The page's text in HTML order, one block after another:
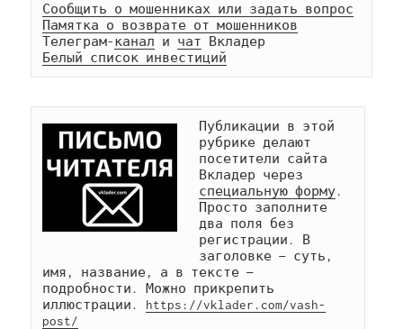
Сообщить о мошенниках или задать вопрос
Памятка о возврате от мошенников
Телеграм-канал и чат
Белый список инвестиций
Публикации в этой
рубрике делают
посетители сайта
специальную форму.
Просто заполните
два поля без
регистрации. В
заголовке — суть,
имя, название, а в тексте —
подробности. Можно прикрепить
иллюстрации. https://vklader.com/vash-
post/